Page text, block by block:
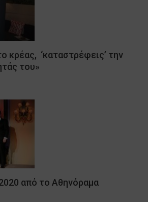
κρέας, ‘καταστρέφεις’ την
του»
από το Αθηνόραμα